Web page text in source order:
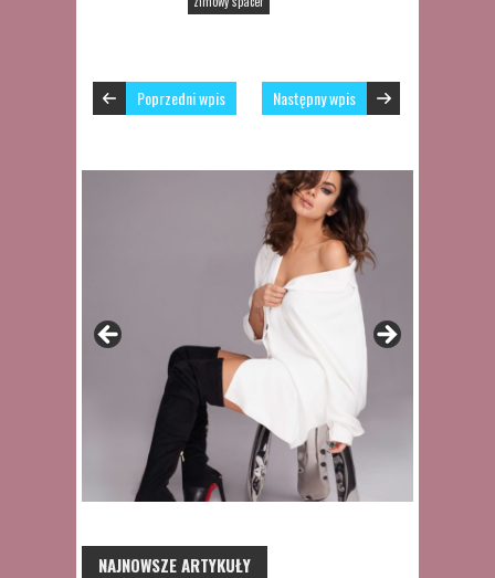
Poprzedni wpis Następny wpis
NAJNOWSZE ARTYKUŁY